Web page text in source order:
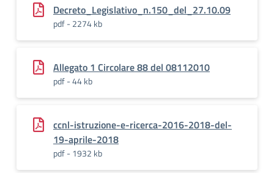
Decreto_Legislativo_n.150_del_27.10.09
pdf - 2274 kb
Allegato 1 Circolare 88 del 08112010
pdf - 44 kb
ccnl-istruzione-e-ricerca-2016-2018-del-
19-aprile-2018
pdf - 1932 kb